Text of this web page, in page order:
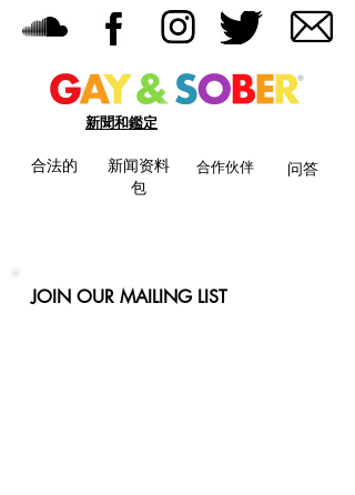
新聞和鑑定
合法的
新闻资料
包
合作伙伴 问答
JOIN OUR MAILING LIST